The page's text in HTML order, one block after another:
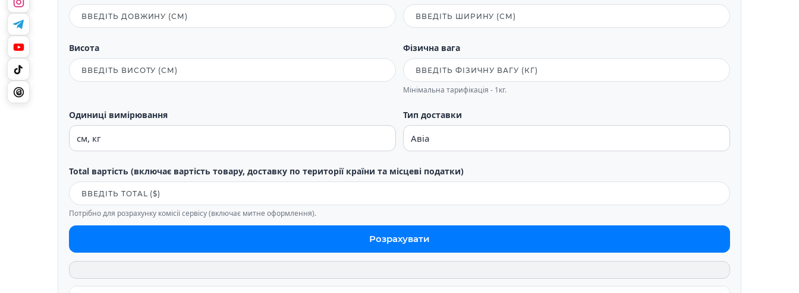
Висота Фізична вага
Мінімальна тарифікація - 1кг.
Одиниці вимірювання Тип доставки
Total вартість (включає вартість товару, доставку по території країни та місцеві податки)
Потрібно для розрахунку комісії сервісу (включає митне оформлення).
Розрахувати